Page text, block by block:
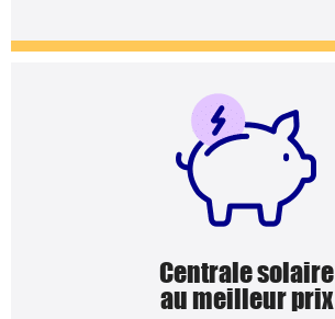
Centrale solaire
au meilleur prix